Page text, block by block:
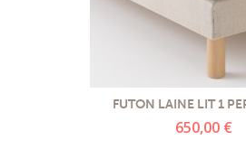
FUTON LAINE LIT 1
650,00 €